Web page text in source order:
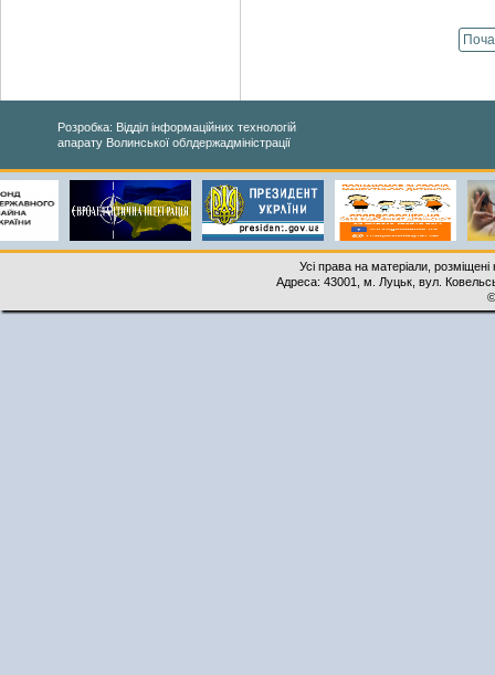
Розробка: Відділ інформаційних технологій
апарату Волинської облдержадміністрації
Усі права на матеріали,
Адреса: 43001, м. Луцьк, вул.